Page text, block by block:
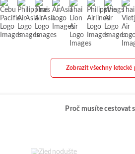
Zobrazit všechny letecké
Proč musíte cestovat